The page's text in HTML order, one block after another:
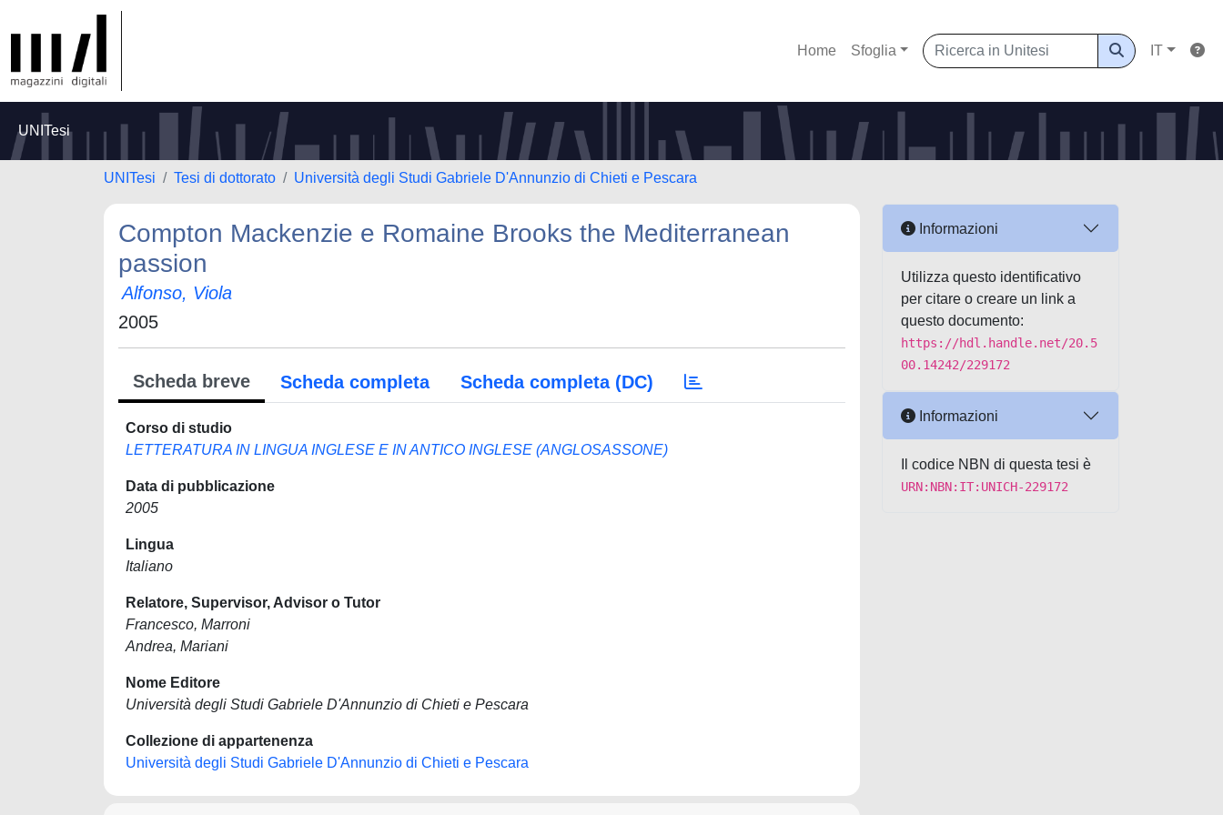
Home Sfoglia IT
UNITesi
UNITesi Tesi di dottorato Università degli Studi Gabriele D'Annunzio di Chieti e Pescara
Compton Mackenzie e Romaine Brooks the Mediterranean
passion
Alfonso, Viola
2005
Scheda breve Scheda completa Scheda completa (DC)
Corso di studio
LETTERATURA IN LINGUA INGLESE E IN ANTICO INGLESE (ANGLOSASSONE)
Data di pubblicazione
2005
Lingua
Italiano
Relatore, Supervisor, Advisor o Tutor
Francesco, Marroni
Andrea, Mariani
Nome Editore
Università degli Studi Gabriele D'Annunzio di Chieti e Pescara
Collezione di appartenenza
Università degli Studi Gabriele D'Annunzio di Chieti e Pescara
Informazioni
Utilizza questo identificativo
per citare o creare un link a
questo documento:
https://hdl.handle.net/20.5
00.14242/229172
Informazioni
Il codice NBN di questa tesi è
URN:NBN:IT:UNICH-229172